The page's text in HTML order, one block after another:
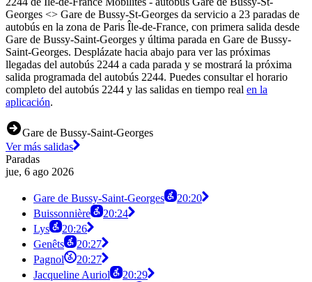
Georges <> Gare de Bussy-St-Georges da servicio a 23 paradas de
autobús en la zona de Paris Île-de-France, con primera salida desde
Gare de Bussy-Saint-Georges y última parada en Gare de Bussy-
Saint-Georges. Desplázate hacia abajo para ver las próximas
llegadas del autobús 2244 a cada parada y se mostrará la próxima
salida programada del autobús 2244. Puedes consultar el horario
completo del autobús 2244 y las salidas en tiempo real en la
aplicación.
Gare de Bussy-Saint-Georges
Ver más salidas
Paradas
jue, 6 ago 2026
Gare de Bussy-Saint-Georges
20:20
Buissonnière
20:24
Lys
20:26
Genêts
20:27
Pagnol
20:27
Jacqueline Auriol
20:29